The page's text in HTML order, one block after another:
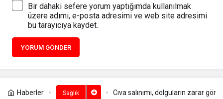
Bir dahaki sefere yorum yaptığımda kullanılmak
üzere adımı, e-posta adresimi ve web site adresimi
bu tarayıcıya kaydet.
YORUM GÖNDER
Haberler Sağlık Cıva salınımı, dolguların zarar